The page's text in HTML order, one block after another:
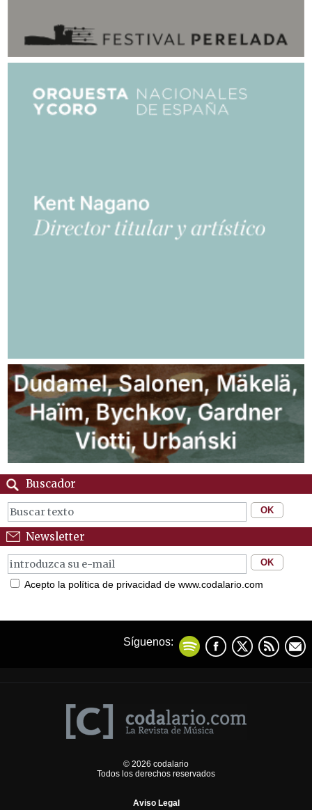
Buscador
Newsletter
Acepto la política de privacidad de www.codalario.com
Síguenos:
© 2026 codalario
Todos los derechos reservados
Aviso Legal